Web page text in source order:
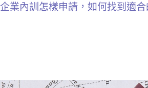
企業內訓怎樣申請，如何找到適